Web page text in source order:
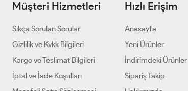
Müşteri Hizmetleri
Sıkça Sorulan Sorular
Gizlilik ve Kvkk Bilgileri
Kargo ve Teslimat Bilgileri
İptal ve İade Koşulları
Hızlı Erişim
Anasayfa
Yeni Ürünler
İndirimdeki Ürünler
Sipariş Takip